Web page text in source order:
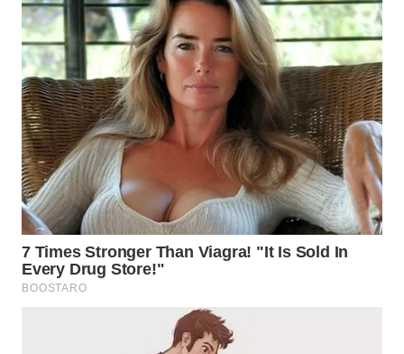
WN
KALTIM
WN
SULSEL
WN
GORONTALO
WN
SULUT
WN
MALUKU